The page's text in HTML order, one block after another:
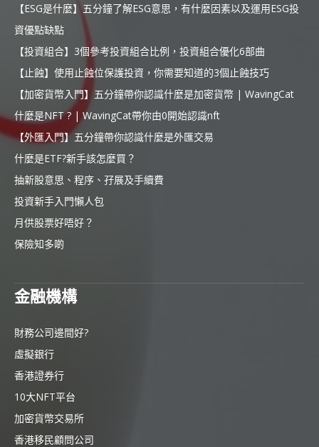
【ESG是什麼】五分鐘了解ESG意思，有什麼因素以及運用ESG投
資優點缺點
【投資組合】3個參考投資組合比例，投資組合優化6部曲
【止蝕】使用止蝕位保護投資，你需要知道的3個止蝕技巧
【加密貨幣入門】五分鐘帶你認識什麼是加密貨幣 | WavingCat
什麼是NFT ? | WavingCat帶你由0開始認識nft
【外匯入門】五分鐘帶你認識什麼是外匯交易
什麼是ETF?新手該怎麼買？
抽新股意思、程序、孖展及手續費
投資新手入門懶人包
月供股票好唔好？
保險知多啲
金融機構
財務公司邊間好?
虛擬銀行
香港證券行
10大NFT平台
加密貨幣交易所
香港移民顧問公司